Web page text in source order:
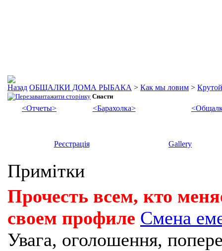
ОБЩАЛКИ ДОМА РЫБАКА > Как мы ловим >
Снасти
<Отчеты> <Барахолка>
Реєстрація Gallery
Примітки
Прочесть всем, кто
своем профиле Смена
Увага, оголошення,